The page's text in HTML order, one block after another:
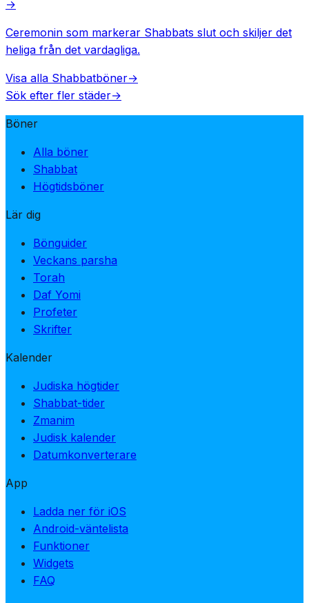
→
Ceremonin som markerar Shabbats slut och skiljer det
heliga från det vardagliga.
Visa alla Shabbatböner→
Sök efter fler städer→
Böner
Alla böner
Shabbat
Högtidsböner
Lär dig
Bönguider
Veckans parsha
Torah
Daf Yomi
Profeter
Skrifter
Kalender
Judiska högtider
Shabbat-tider
Zmanim
Judisk kalender
Datumkonverterare
App
Ladda ner för iOS
Android-väntelista
Funktioner
Widgets
FAQ